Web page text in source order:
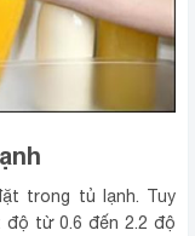
trong tủ lạnh. Tuy
từ 0.6 đến 2.2 độ